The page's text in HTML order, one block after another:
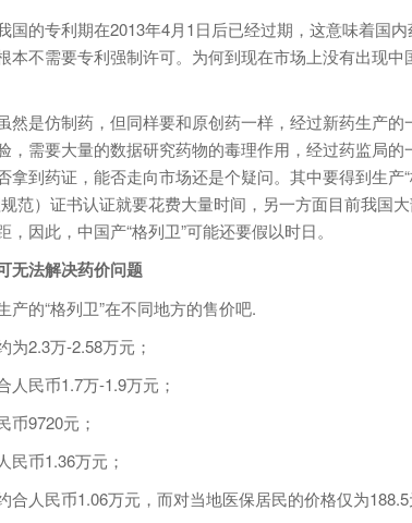
的专利期在2013年4月1日后已经过期，这意味着国内
本不需要专利强制许可。为何到现在市场上没有出现中
是仿制药，但同样要和原创药一样，经过新药生产的
，需要大量的数据研究药物的毒理作用，经过药监局的
拿到药证，能否走向市场还是个疑问。其中要得到生产
范）证书认证就要花费大量时间，另一方面目前我国
因此，中国产“格列卫”可能还要假以时日。
无法解决药价问题
的“格列卫”在不同地方的售价吧.
2.3万-2.58万元；
民币1.7万-1.9万元；
9720元；
币1.36万元；
人民币1.06万元，而对当地医保居民的价格仅为188.5